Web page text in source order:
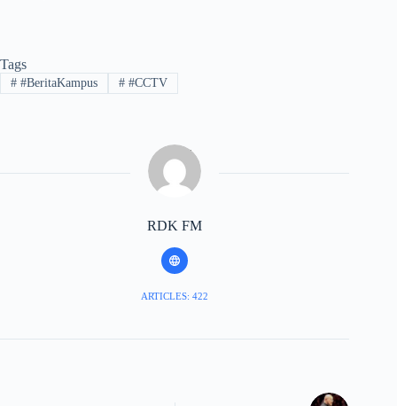
Tags
##BeritaKampus ##CCTV
RDK FM
ARTICLES: 422